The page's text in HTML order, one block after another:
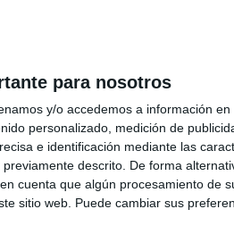
para nosotros
y/o accedemos a información
personalizado, medición de
e identificación mediante las
descrito. De forma
cuenta que algún procesamiento de
sitio web. Puede cambiar sus
Aviso legal
© 2003-2026Compás